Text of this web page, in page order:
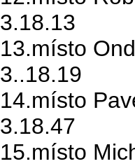
3.18.13
13.místo
3..18.19
14.místo
3.18.47
15.místo